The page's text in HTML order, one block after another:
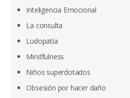
Inteligencia Emocional
La consulta
Ludopatía
Mindfulness
Niños superdotados
Obsesión por hacer daño